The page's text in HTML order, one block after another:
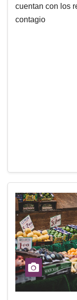
cuentan con los
contagio